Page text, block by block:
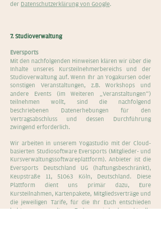
der Datenschutzerklärung von Google.
7. Studioverwaltung
Eversports
Mit den nachfolgenden Hinweisen klären wir über die
Inhalte unseres Kursteilnehmerbereichs und der
Studioverwaltung auf. Wenn Ihr an Yogakursen oder
sonstigen Veranstaltungen, z.B. Workshops und
andere Events (im Weiteren „Veranstaltungen“)
teilnehmen wollt, sind die nachfolgend
beschriebenen Datenerhebungen für den
Vertragsabschluss und dessen Durchführung
zwingend erforderlich.
Wir arbeiten in unserem Yogastudio mit der Cloud-
basierten Studiosoftware Eversports (Mitglieder- und
Kursverwaltungssoftwareplattform). Anbieter ist die
Eversports Deutschland UG (haftungsbeschränkt),
Keupstraße 11, 51063 Köln, Deutschland. Diese
Plattform dient uns primär dazu, Eure
Kursteilnahmen, Kartenpakete, Mitgliedsverträge und
die jeweiligen Tarife, für die Ihr Euch entschieden
habt, zu verwalten. Zudem wird der aktuelle